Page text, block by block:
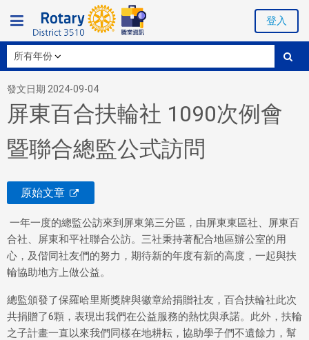
登入
發文日期 2024-09-04
屏東百合扶輪社 1090次例會
暨聯合總監公式訪問
原始文章
一年一度的總監公訪來到屏東第三分區，由屏東東區社、屏東百
合社、屏東和平社聯合公訪。三社秉持著配合地區辦公室的用
心，及偕同社友們的努力，期待新的年度有新的高度，一起與扶
輪協助地方上做公益。
總監頒發了保羅哈里斯獎牌與徽章給捐贈社友，百合扶輪社此次
共捐贈了6顆，表現出我們在公益服務的熱忱與承諾。此外，扶輪
之子計畫一直以來我們同樣在地耕耘，協助學子們不遺餘力，幫